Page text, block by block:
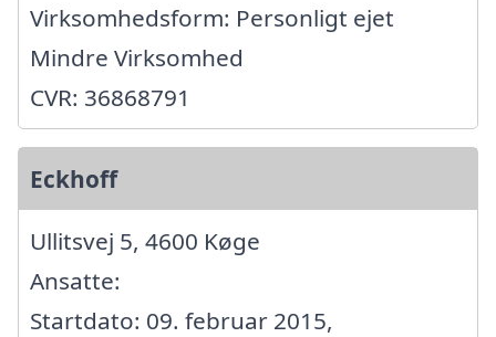
Virksomhedsform: Personligt ejet
Mindre Virksomhed
CVR: 36868791
Eckhoff
Ullitsvej 5, 4600 Køge
Ansatte:
Startdato: 09. februar 2015,